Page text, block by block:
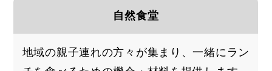
自然食堂
地域の親子連れの方々が集まり、一緒にラン